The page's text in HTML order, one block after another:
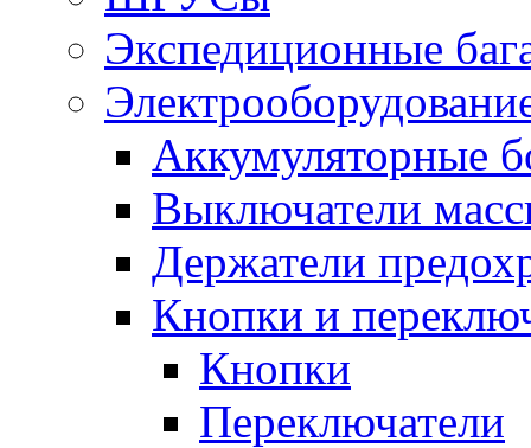
Экспедиционные
Аккумуляторные
Выключатели
Держатели
Кнопки и
Кнопки
Переключатели